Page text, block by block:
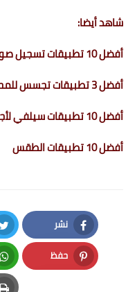
شاهد أيضا:
أفضل 10 تطبيقات تسجيل صوتي لنظامي Android و iOS
أفضل 3 تطبيقات تجسس للمحمول
أفضل 10 تطبيقات سيلفي لأجهزة Android و iPhone لعام2020
أفضل 10 تطبيقات الطقس
نشر
Facebook
حفظ
Pinterest